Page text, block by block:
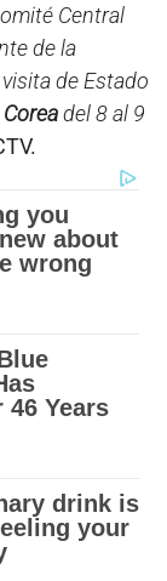
Central
de la
de Estado
del 8 al 9